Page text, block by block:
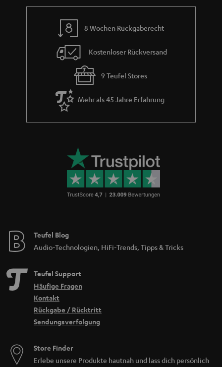
8 Wochen Rückgaberecht
Kostenloser Rückversand
9 Teufel Stores
Mehr als 45 Jahre Erfahrung
Teufel Blog
Audio-Technologien, HiFi-Trends, Tipps & Tricks
Teufel Support
Häufige Fragen
Kontakt
Rückgabe / Rücktritt
Sendungsverfolgung
Store Finder
Erlebe unsere Produkte hautnah und lass dich persönlich